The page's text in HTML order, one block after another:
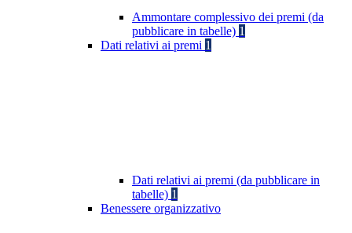
Ammontare complessivo dei premi (da
pubblicare in tabelle) 1
Dati relativi ai premi 1
Dati relativi ai premi (da pubblicare in
tabelle) 1
Benessere organizzativo